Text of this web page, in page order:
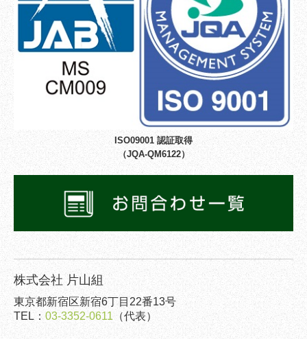
ISO09001 認証取得
（JQA-QM6122）
株式会社 片山組
東京都新宿区新宿6丁目22番13号
TEL： 03-3352-0611 （代表）